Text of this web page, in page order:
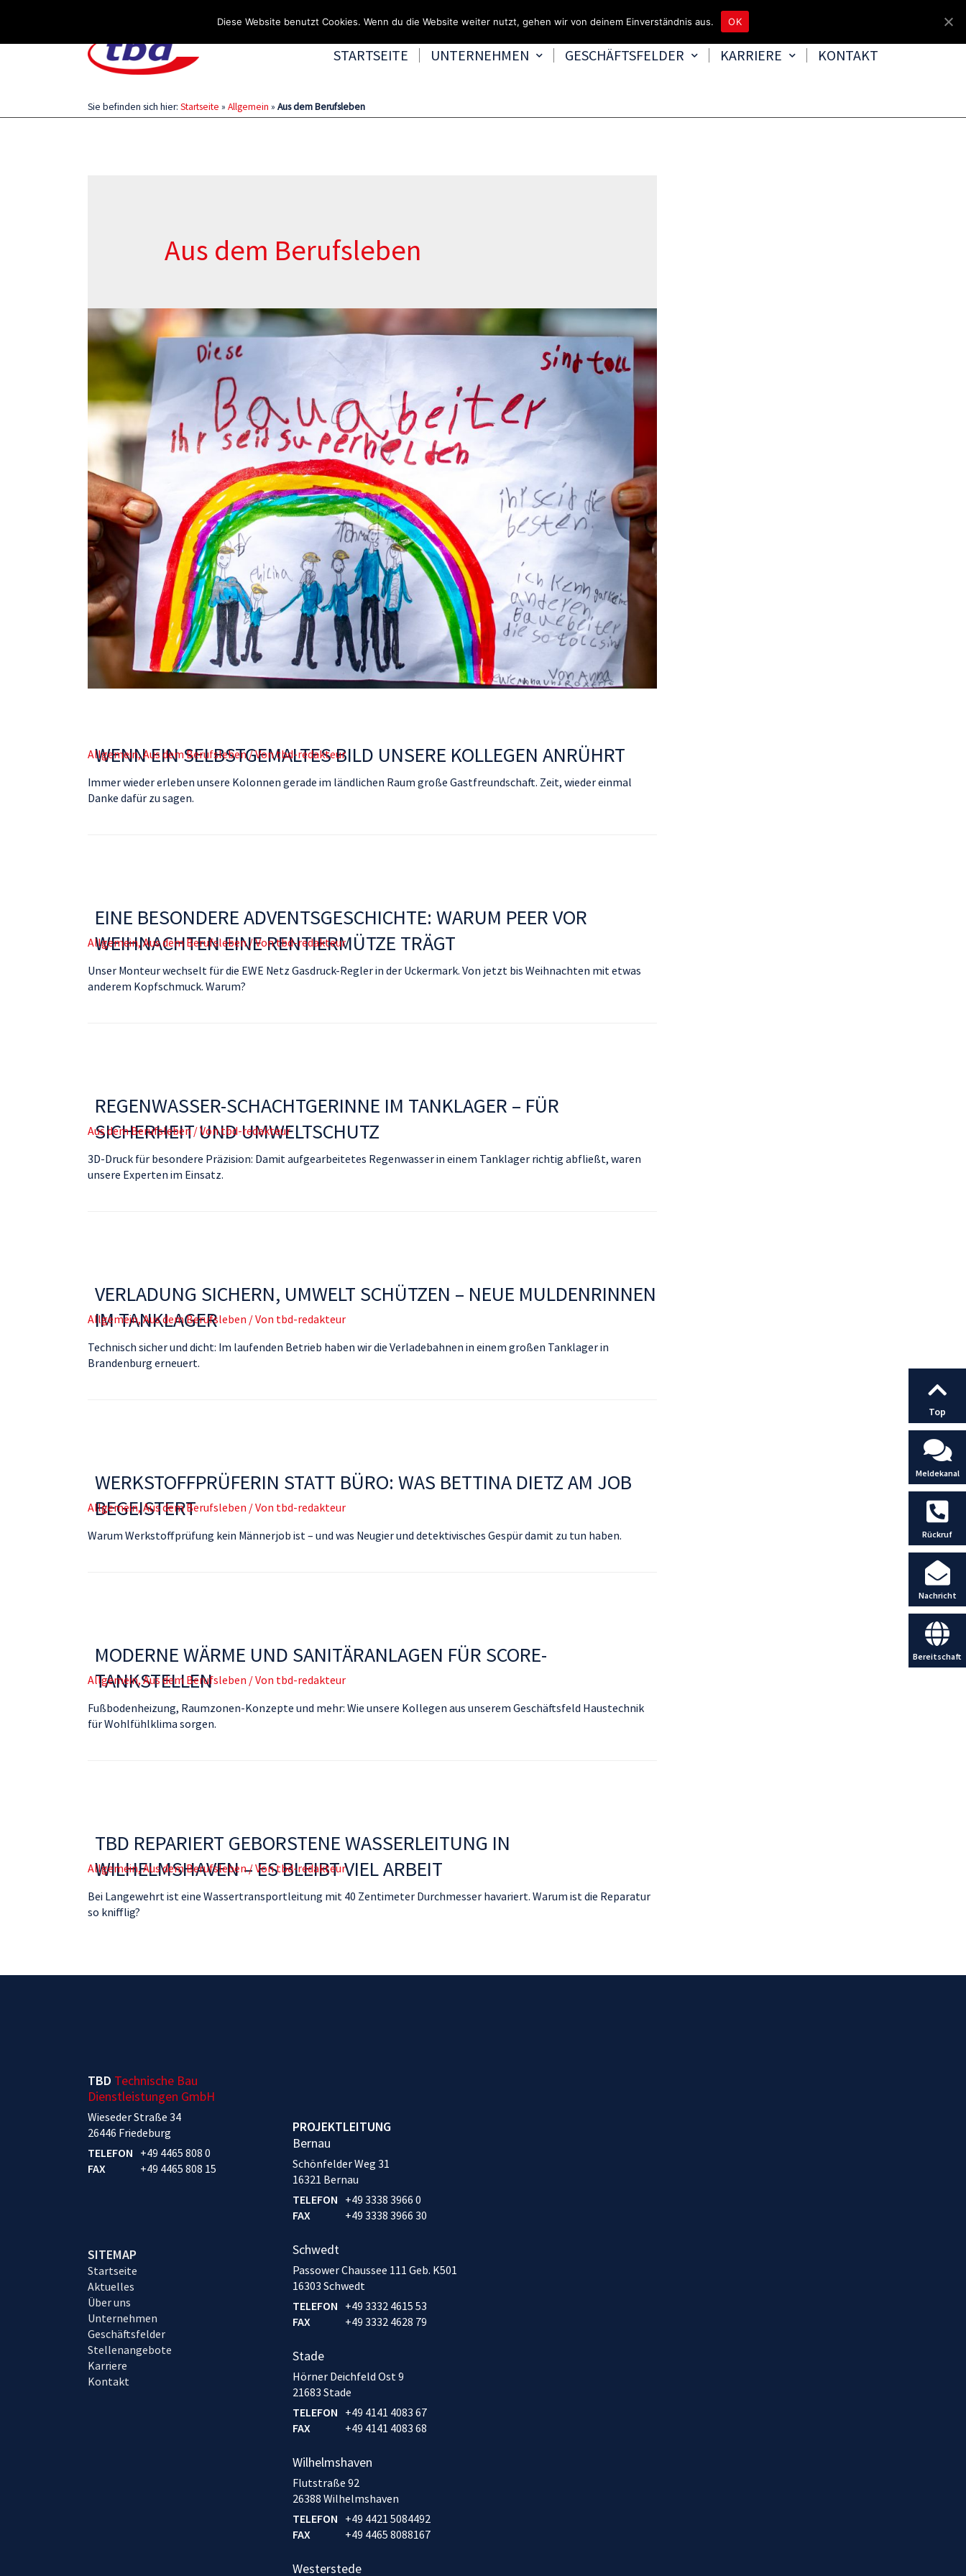
STARTSEITE UNTERNEHMEN GESCHÄFTSFELDER KARRIERE KONTAKT
Sie befinden sich hier: Startseite » Allgemein » Aus dem Berufsleben
Top
Meldekanal
Rückruf
Nachricht
Bereitschaft
Aus dem Berufsleben
WENN EIN SELBSTGEMALTES BILD UNSERE KOLLEGEN ANRÜHRT
Allgemein,Aus dem Berufsleben/ Vontbd-redakteur
Immer wieder erleben unsere Kolonnen gerade im ländlichen Raum große Gastfreundschaft. Zeit, wieder einmal
Danke dafür zu sagen.
EINE BESONDERE ADVENTSGESCHICHTE: WARUM PEER VOR
WEIHNACHTEN EINE RENTIERMÜTZE TRÄGT
Allgemein,Aus dem Berufsleben/ Vontbd-redakteur
Unser Monteur wechselt für die EWE Netz Gasdruck-Regler in der Uckermark. Von jetzt bis Weihnachten mit etwas
anderem Kopfschmuck. Warum?
REGENWASSER-SCHACHTGERINNE IM TANKLAGER – FÜR
SICHERHEIT UND UMWELTSCHUTZ
Aus dem Berufsleben/ Vontbd-redakteur
3D-Druck für besondere Präzision: Damit aufgearbeitetes Regenwasser in einem Tanklager richtig abfließt, waren
unsere Experten im Einsatz.
VERLADUNG SICHERN, UMWELT SCHÜTZEN – NEUE MULDENRINNEN
IM TANKLAGER
Allgemein,Aus dem Berufsleben / Von tbd-redakteur
Technisch sicher und dicht: Im laufenden Betrieb haben wir die Verladebahnen in einem großen Tanklager in
Brandenburg erneuert.
WERKSTOFFPRÜFERIN STATT BÜRO: WAS BETTINA DIETZ AM JOB
BEGEISTERT
Allgemein,Aus dem Berufsleben / Von tbd-redakteur
Warum Werkstoffprüfung kein Männerjob ist – und was Neugier und detektivisches Gespür damit zu tun haben.
MODERNE WÄRME UND SANITÄRANLAGEN FÜR SCORE-
TANKSTELLEN
Allgemein,Aus dem Berufsleben / Von tbd-redakteur
Fußbodenheizung, Raumzonen-Konzepte und mehr: Wie unsere Kollegen aus unserem Geschäftsfeld Haustechnik
für Wohlfühlklima sorgen.
TBD REPARIERT GEBORSTENE WASSERLEITUNG IN
WILHELMSHAVEN – ES BLEIBT VIEL ARBEIT
Allgemein,Aus dem Berufsleben/ Vontbd-redakteur
Bei Langewehrt ist eine Wassertransportleitung mit 40 Zentimeter Durchmesser havariert. Warum ist die Reparatur
so knifflig?
TBD Technische Bau
Dienstleistungen GmbH
Wieseder Straße 34
26446 Friedeburg
TELEFON +49 4465 808 0
FAX
+49 4465 808 15
SITEMAP
Startseite
Aktuelles
Über uns
Unternehmen
Geschäftsfelder
Stellenangebote
Karriere
Kontakt
PROJEKTLEITUNG
Bernau
Schönfelder Weg 31
16321 Bernau
TELEFON +49 3338 3966 0
FAX
+49 3338 3966 30
Schwedt
Passower Chaussee 111 Geb. K501
16303 Schwedt
TELEFON +49 3332 4615 53
FAX
+49 3332 4628 79
Stade
Hörner Deichfeld Ost 9
21683 Stade
TELEFON +49 4141 4083 67
FAX
+49 4141 4083 68
Wilhelmshaven
Flutstraße 92
26388 Wilhelmshaven
TELEFON +49 4421 5084492
FAX
+49 4465 8088167
Westerstede
Diese Website benutzt Cookies. Wenn du die Website weiter nutzt, gehen wir von deinem Einverständnis aus. OK